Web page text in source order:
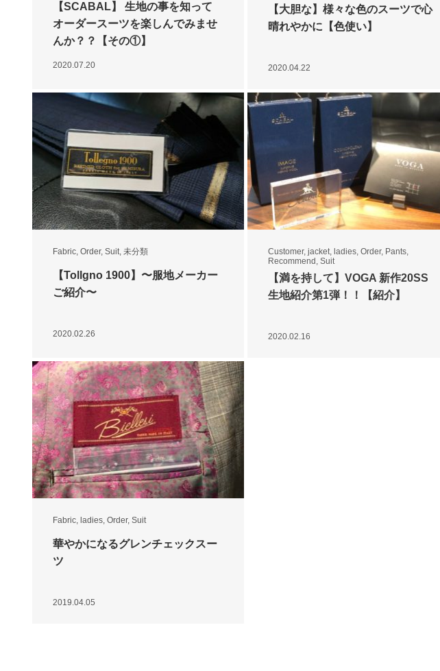
【SCABAL】 生地の事を知って
オーダースーツを楽しんでみませ
んか？？【その①】
2020.07.20
【大胆な】様々な色のスーツで心
晴れやかに【色使い】
2020.04.22
Fabric, Order, Suit, 未分類
【Tollgno 1900】〜服地メーカー
ご紹介〜
2020.02.26
Customer, jacket, ladies, Order, Pants,
Recommend , Suit
【満を持して】VOGA 新作20SS
生地紹介第1弾！！【紹介】
2020.02.16
Fabric, ladies, Order, Suit
華やかになるグレンチェックスー
ツ
2019.04.05